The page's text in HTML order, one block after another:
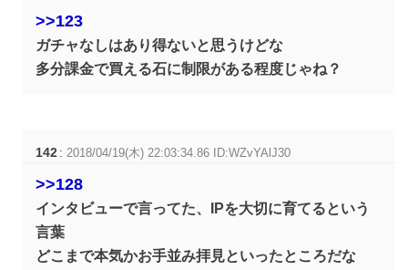
>>123
ガチャなしはあり得ないと思うけどな
多分課金で買える石に制限がある程度じゃね？
142 : 2018/04/19(木) 22:03:34.86 ID:WZvYAlJ30
>>128
インタビューで言ってた、IPを大切に育てるという
言葉
どこまで本気かお手並み拝見といったところだな